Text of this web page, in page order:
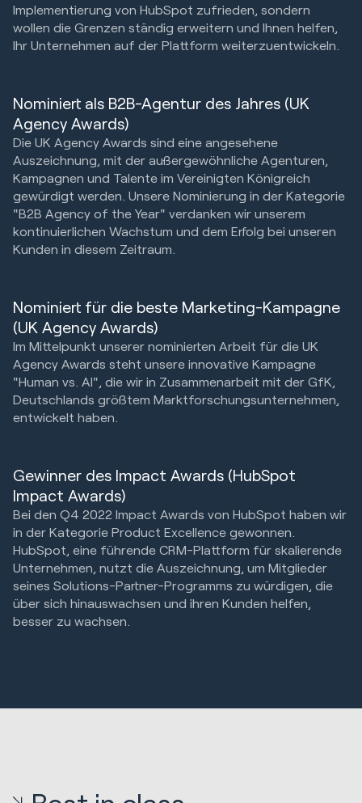
Implementierung von HubSpot zufrieden, sondern
wollen die Grenzen ständig erweitern und Ihnen helfen,
Ihr Unternehmen auf der Plattform weiterzuentwickeln.
Nominiert als B2B-Agentur des Jahres (UK
Agency Awards)
Die UK Agency Awards sind eine angesehene
Auszeichnung, mit der außergewöhnliche Agenturen,
Kampagnen und Talente im Vereinigten Königreich
gewürdigt werden. Unsere Nominierung in der Kategorie
"B2B Agency of the Year" verdanken wir unserem
kontinuierlichen Wachstum und dem Erfolg bei unseren
Kunden in diesem Zeitraum.
Nominiert für die beste Marketing-Kampagne
(UK Agency Awards)
Im Mittelpunkt unserer nominierten Arbeit für die UK
Agency Awards steht unsere innovative Kampagne
"Human vs. AI", die wir in Zusammenarbeit mit der GfK,
Deutschlands größtem Marktforschungsunternehmen,
entwickelt haben.
Gewinner des Impact Awards (HubSpot
Impact Awards)
Bei den Q4 2022 Impact Awards von HubSpot haben wir
in der Kategorie Product Excellence gewonnen.
HubSpot, eine führende CRM-Plattform für skalierende
Unternehmen, nutzt die Auszeichnung, um Mitglieder
seines Solutions-Partner-Programms zu würdigen, die
über sich hinauswachsen und ihren Kunden helfen,
besser zu wachsen.